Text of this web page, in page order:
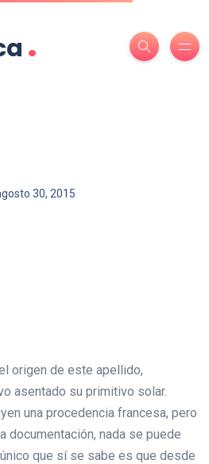
.
30, 2015
origen de este apellido,
asentado su primitivo solar.
una procedencia francesa, pero
documentación, nada se puede
que sí se sabe es que desde